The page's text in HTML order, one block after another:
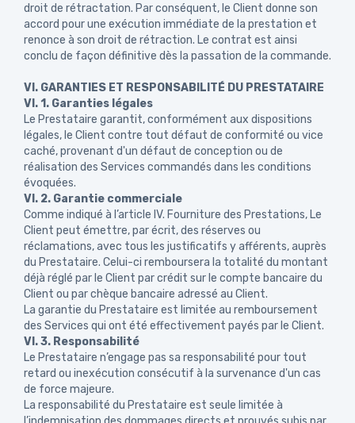
droit de rétractation. Par conséquent, le Client donne son
accord pour une exécution immédiate de la prestation et
renonce à son droit de rétraction. Le contrat est ainsi
conclu de façon définitive dès la passation de la commande.
VI. GARANTIES ET RESPONSABILITÉ DU PRESTATAIRE
VI. 1. Garanties légales
Le Prestataire garantit, conformément aux dispositions
légales, le Client contre tout défaut de conformité ou vice
caché, provenant d'un défaut de conception ou de
réalisation des Services commandés dans les conditions
évoquées.
VI. 2. Garantie commerciale
Comme indiqué à l’article IV. Fourniture des Prestations, Le
Client peut émettre, par écrit, des réserves ou
réclamations, avec tous les justificatifs y afférents, auprès
du Prestataire. Celui-ci remboursera la totalité du montant
déjà réglé par le Client par crédit sur le compte bancaire du
Client ou par chèque bancaire adressé au Client.
La garantie du Prestataire est limitée au remboursement
des Services qui ont été effectivement payés par le Client.
VI. 3. Responsabilité
Le Prestataire n’engage pas sa responsabilité pour tout
retard ou inexécution consécutif à la survenance d'un cas
de force majeure.
La responsabilité du Prestataire est seule limitée à